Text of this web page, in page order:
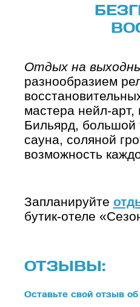
Отдых на
разнообразием
мастера нейл-арт,
Бильярд, большой
сауна, соляной
возможность
Запланируйте
бутик-отеле
ОТЗЫВЫ:
Оставьте свой отзыв об